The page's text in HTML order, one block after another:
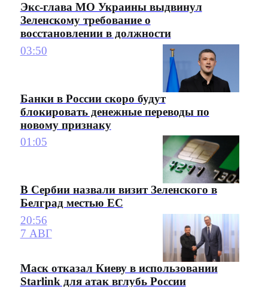
Экс-глава МО Украины выдвинул
Зеленскому требование о
восстановлении в должности
03:50
Банки в России скоро будут
блокировать денежные переводы по
новому признаку
01:05
В Сербии назвали визит Зеленского в
Белград местью ЕС
20:56
7 АВГ
Маск отказал Киеву в использовании
Starlink для атак вглубь России